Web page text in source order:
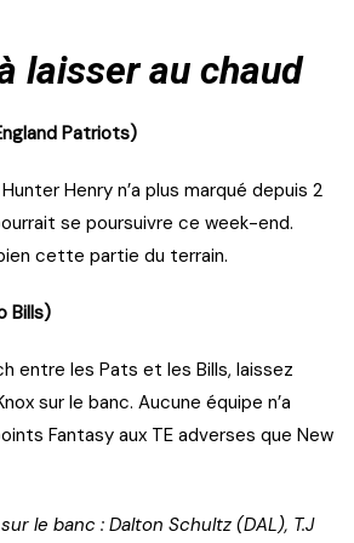
laisser au chaud
Patriots)
Henry n’a plus marqué depuis 2
se poursuivre ce week-end.
cette partie du terrain.
Bills)
entre les Pats et les Bills, laissez
sur le banc. Aucune équipe n’a
Fantasy aux TE adverses que New
le banc : Dalton Schultz (DAL), T.J